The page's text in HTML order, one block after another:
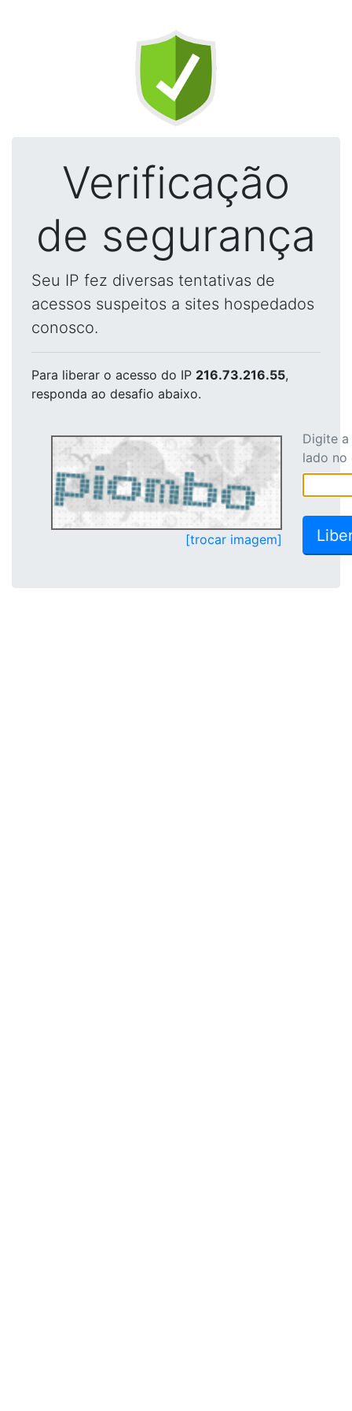
Verificação
de segurança
Seu IP fez diversas tentativas de
acessos suspeitos a sites hospedados
conosco.
Para liberar o acesso do IP 216.73.216.55,
responda ao desafio abaixo.
[trocar imagem]
Digite
lado no